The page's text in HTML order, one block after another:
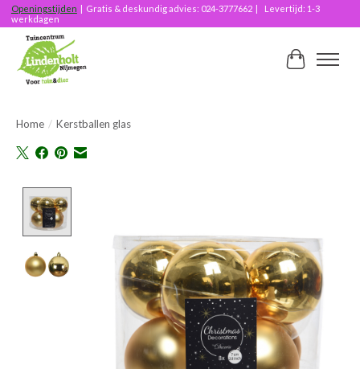
Openingstijden | Gratis & deskundig advies: 024-3777662 | Levertijd: 1-3
werkdagen
Home / Kerstballen glas